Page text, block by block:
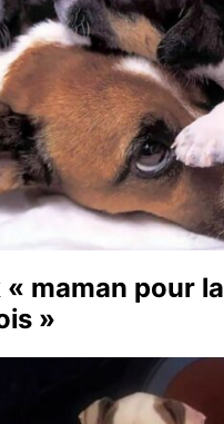
« maman pour la
»